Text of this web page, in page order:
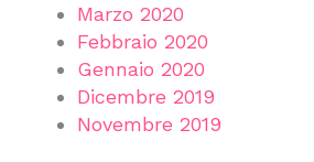
Marzo 2020
Febbraio 2020
Gennaio 2020
Dicembre 2019
Novembre 2019